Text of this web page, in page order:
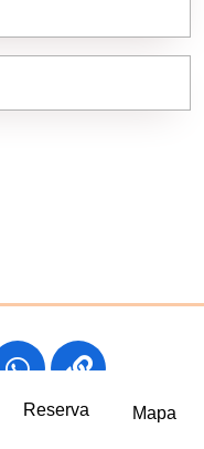
Reserva Mapa